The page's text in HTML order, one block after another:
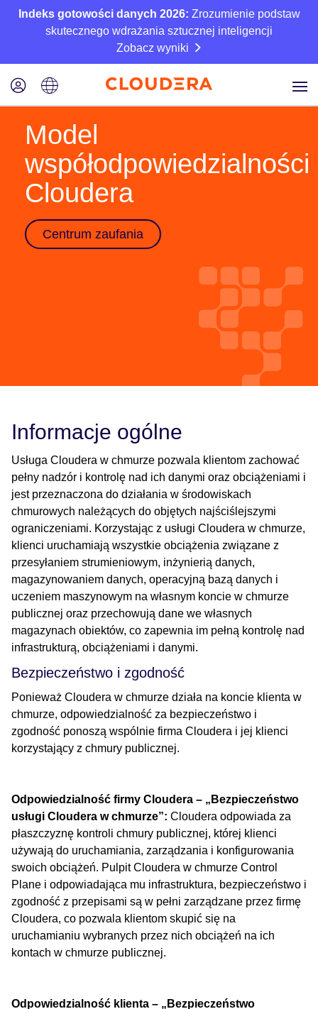
Indeks gotowości danych 2026: Zrozumienie podstaw
skutecznego wdrażania sztucznej inteligencji
Zobacz wyniki
Model
współodpowiedzialności
Cloudera
Centrum zaufania
Informacje ogólne
Usługa Cloudera w chmurze pozwala klientom zachować
pełny nadzór i kontrolę nad ich danymi oraz obciążeniami i
jest przeznaczona do działania w środowiskach
chmurowych należących do objętych najściślejszymi
ograniczeniami. Korzystając z usługi Cloudera w chmurze,
klienci uruchamiają wszystkie obciążenia związane z
przesyłaniem strumieniowym, inżynierią danych,
magazynowaniem danych, operacyjną bazą danych i
uczeniem maszynowym na własnym koncie w chmurze
publicznej oraz przechowują dane we własnych
magazynach obiektów, co zapewnia im pełną kontrolę nad
infrastrukturą, obciążeniami i danymi.
Bezpieczeństwo i zgodność
Ponieważ Cloudera w chmurze działa na koncie klienta w
chmurze, odpowiedzialność za bezpieczeństwo i
zgodność ponoszą wspólnie firma Cloudera i jej klienci
korzystający z chmury publicznej.
Odpowiedzialność firmy Cloudera – „Bezpieczeństwo
usługi Cloudera w chmurze”: Cloudera odpowiada za
płaszczyznę kontroli chmury publicznej, której klienci
używają do uruchamiania, zarządzania i konfigurowania
swoich obciążeń. Pulpit Cloudera w chmurze Control
Plane i odpowiadająca mu infrastruktura, bezpieczeństwo i
zgodność z przepisami są w pełni zarządzane przez firmę
Cloudera, co pozwala klientom skupić się na
uruchamianiu wybranych przez nich obciążeń na ich
kontach w chmurze publicznej.
Odpowiedzialność klienta – „Bezpieczeństwo